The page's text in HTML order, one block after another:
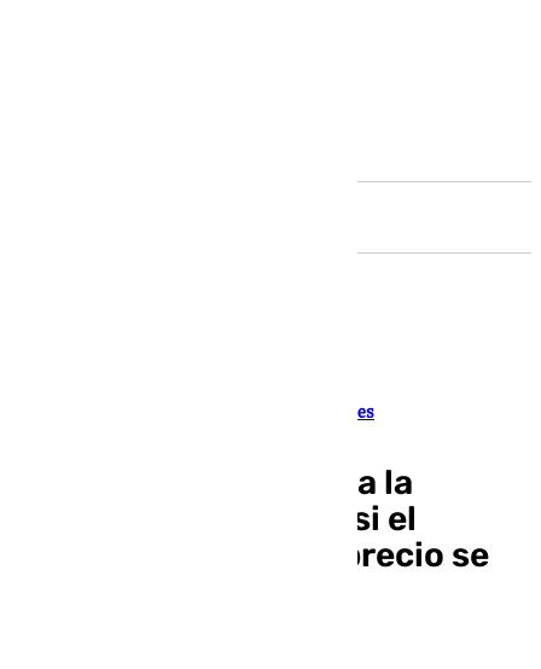
Oficial a falta de la comprobación de las acciones
Sergio Ramos acuerda la
compra el Sevilla FC: si el
equipo desciende el precio se